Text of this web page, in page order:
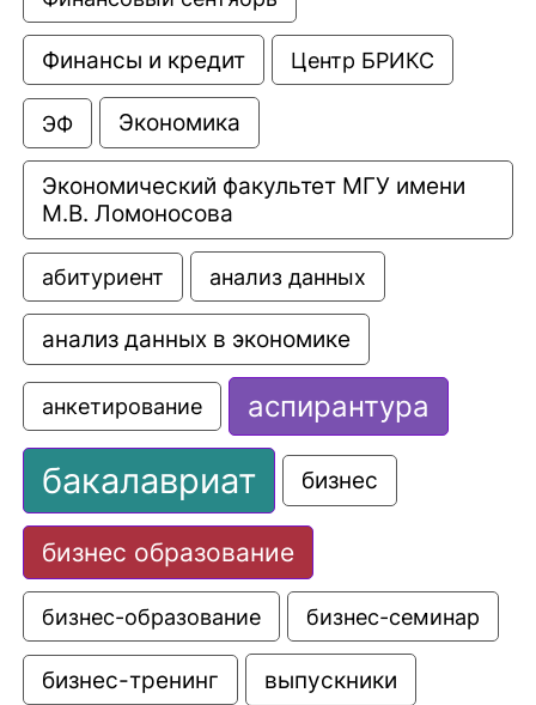
Финансы и кредит Центр БРИКС
ЭФ Экономика
Экономический факультет МГУ имени
М.В. Ломоносова
абитуриент анализ данных
анализ данных в экономике
анкетирование аспирантура
бакалавриат бизнес
бизнес образование
бизнес-образование бизнес-семинар
бизнес-тренинг выпускники